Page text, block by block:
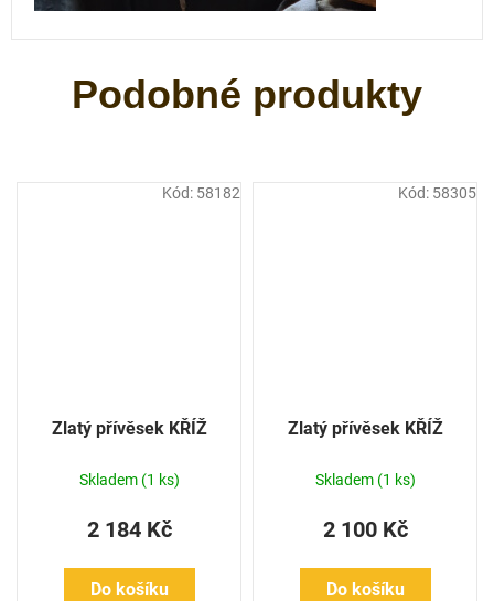
Zlatý přívěsek KŘÍŽ
Skladem (1 ks)
2 184 Kč
Do košíku
Kód: 58182
Zlatý přívěsek KŘÍŽ
Skladem (1 ks)
2 100 Kč
Do košíku
Kód: 58305